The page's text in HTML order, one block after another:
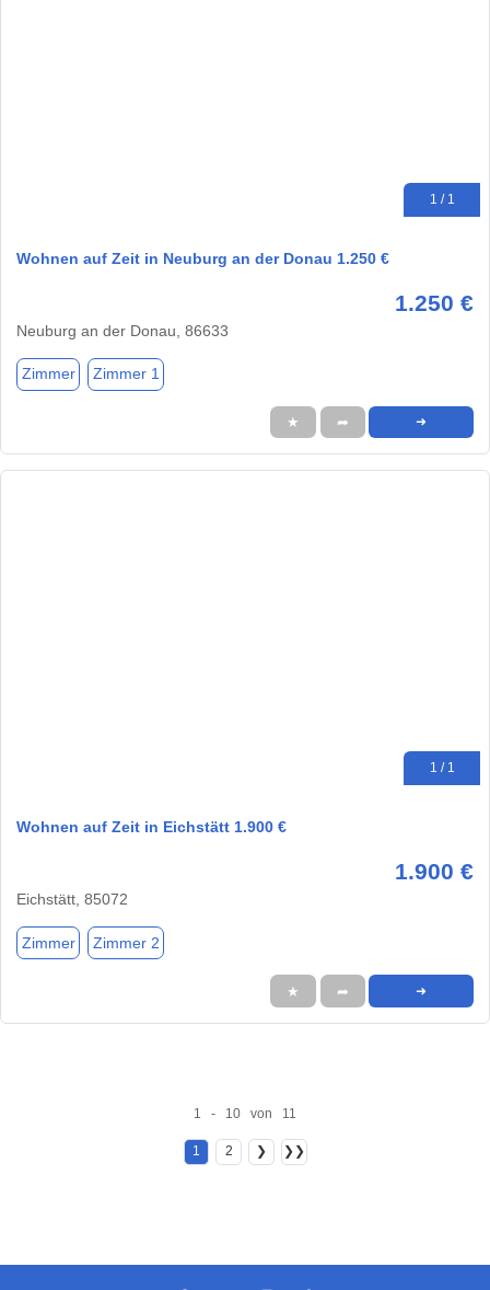
1 / 1
Wohnen auf Zeit in Neuburg an der Donau 1.250 €
1.250 €
Neuburg an der Donau, 86633
Zimmer Zimmer 1
★ ➦ ➜
1 / 1
Wohnen auf Zeit in Eichstätt 1.900 €
1.900 €
Eichstätt, 85072
Zimmer Zimmer 2
★ ➦ ➜
1 - 10 von 11
1 2 ❯ ❯❯